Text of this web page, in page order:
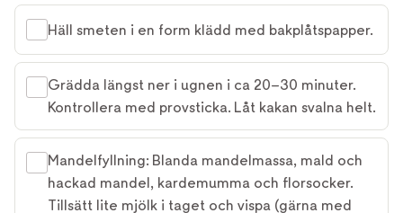
Häll smeten i en form klädd med bakplåtspapper.
Grädda längst ner i ugnen i ca 20–30 minuter.
Kontrollera med provsticka. Låt kakan svalna helt.
Mandelfyllning: Blanda mandelmassa, mald och
hackad mandel, kardemumma och florsocker.
Tillsätt lite mjölk i taget och vispa (gärna med